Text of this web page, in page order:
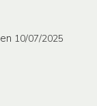
10/07/2025